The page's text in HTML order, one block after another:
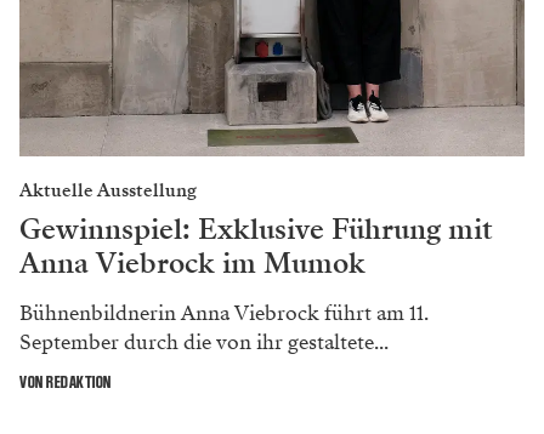
Aktuelle Ausstellung
Gewinnspiel: Exklusive Führung mit
Anna Viebrock im Mumok
Bühnenbildnerin Anna Viebrock führt am 11.
September durch die von ihr gestaltete...
VON REDAKTION